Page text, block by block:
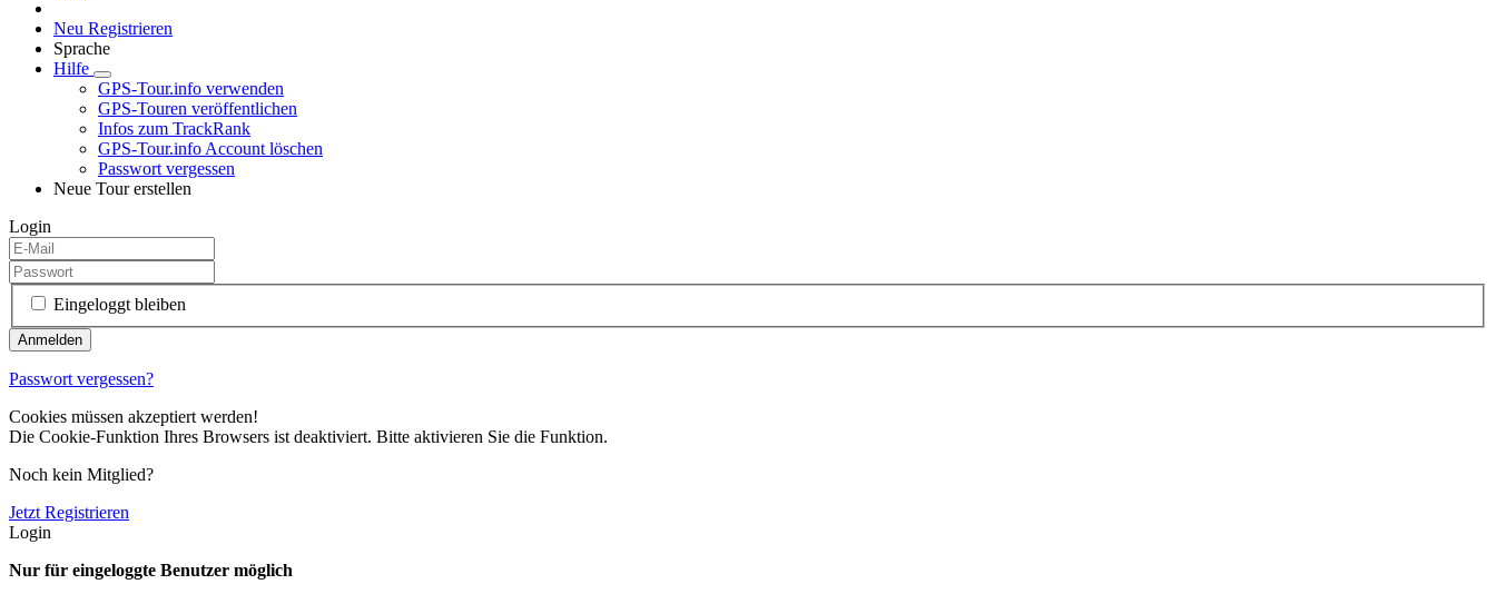
Neu Registrieren
Sprache
Hilfe
GPS-Tour.info verwenden
GPS-Touren veröffentlichen
Infos zum TrackRank
GPS-Tour.info Account löschen
Passwort vergessen
Neue Tour erstellen
Login
Eingeloggt bleiben
Passwort vergessen?
Cookies müssen akzeptiert werden!
Die Cookie-Funktion Ihres Browsers ist deaktiviert. Bitte aktivieren Sie die Funktion.
Noch kein Mitglied?
Jetzt Registrieren
Login
Nur für eingeloggte Benutzer möglich